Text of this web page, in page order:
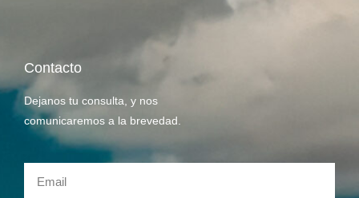
Contacto
Dejanos tu consulta, y nos
comunicaremos a la brevedad.